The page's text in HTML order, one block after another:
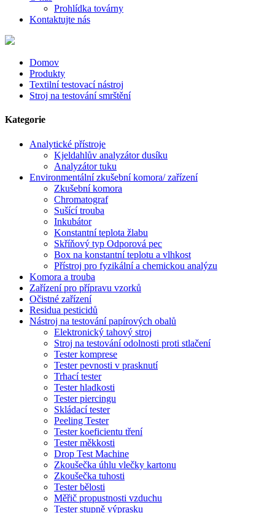
Prohlídka továrny
Kontaktujte nás
Domov
Produkty
Textilní testovací nástroj
Stroj na testování smrštění
Kategorie
Analytické přístroje
Kjeldahlův analyzátor dusíku
Analyzátor tuku
Environmentální zkušební komora/ zařízení
Zkušební komora
Chromatograf
Sušící trouba
Inkubátor
Konstantní teplota žlabu
Skříňový typ Odporová pec
Box na konstantní teplotu a vlhkost
Přístroj pro fyzikální a chemickou analýzu
Komora a trouba
Zařízení pro přípravu vzorků
Očistné zařízení
Residua pesticidů
Nástroj na testování papírových obalů
Elektronický tahový stroj
Stroj na testování odolnosti proti stlačení
Tester komprese
Tester pevnosti v prasknutí
Trhací tester
Tester hladkosti
Tester piercingu
Skládací tester
Peeling Tester
Tester koeficientu tření
Tester měkkosti
Drop Test Machine
Zkoušečka úhlu vlečky kartonu
Zkoušečka tuhosti
Tester bělosti
Měřič propustnosti vzduchu
Tester stupně výprasku